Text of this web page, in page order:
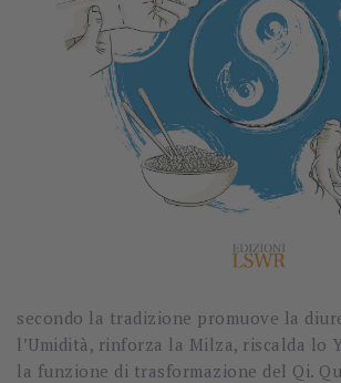
secondo la tradizione promuove la
l’Umidità, rinforza la Milza, riscalda lo
la funzione di trasformazione del Qi.